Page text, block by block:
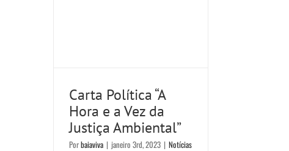
Carta Política “A
Hora e a Vez da
Justiça Ambiental”
Porbaiaviva | janeiro 3rd, 2023 | Notícias